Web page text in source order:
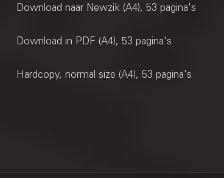
Download naar Newzik (A4), 53 pagina's
Download in PDF (A4), 53 pagina's
Hardcopy, normal size (A4), 53 pagina's